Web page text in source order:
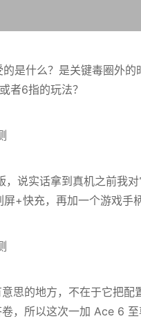
是什么？是关键毒圈外的
者6指的玩法？
说实话拿到真机之前我
+快充，再加一个游戏手
思的地方，不在于它把配
，所以这次一加 Ace 6